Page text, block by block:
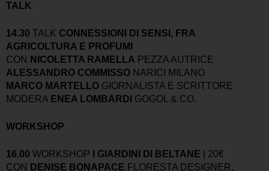
TALK
14.30 TALK CONNESSIONI DI SENSI, FRA
AGRICOLTURA E PROFUMI
CON NICOLETTA RAMELLA PEZZA AUTRICE
ALESSANDRO COMMISSO NARICI MILANO
MARCO MARTELLO GIORNALISTA E SCRITTORE
MODERA ENEA LOMBARDI GOGOL & CO.
WORKSHOP
16.00 WORKSHOP I GIARDINI DI BELTANE | 20€
CON DENISE BONAPACE FLORESTA DESIGNER,